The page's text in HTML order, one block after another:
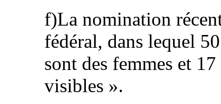
f)La nomination
fédéral, dans lequel
sont des femmes et
visibles ».